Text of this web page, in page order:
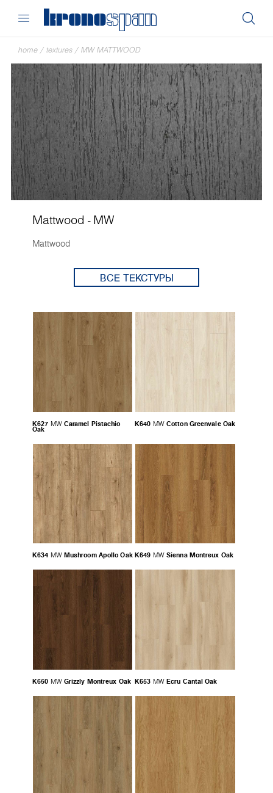
home / textures / MW MATTWOOD
Mattwood - MW
Mattwood
ВСЕ ТЕКСТУРЫ
K627 MW Caramel Pistachio
Oak
K640 MW Cotton Greenvale Oak
K634 MW Mushroom Apollo Oak K649 MW Sienna Montreux Oak
K650 MW Grizzly Montreux Oak K653 MW Ecru Cantal Oak